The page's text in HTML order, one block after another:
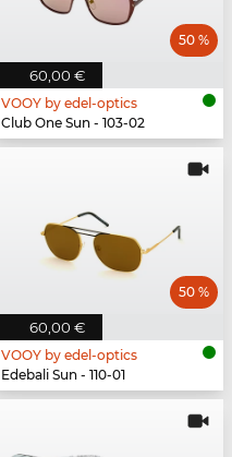
60,00 €
50 %
VOOY by edel-optics
Club One Sun - 103-02
60,00 €
50 %
VOOY by edel-optics
Edebali Sun - 110-01